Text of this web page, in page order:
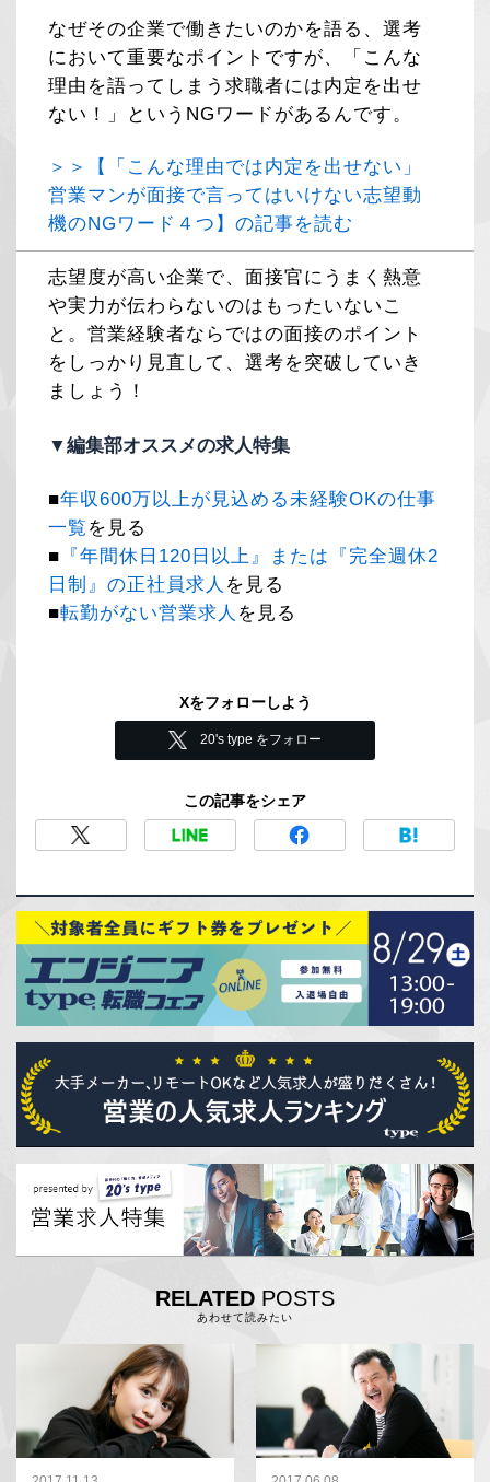
なぜその企業で働きたいのかを語る、選考
において重要なポイントですが、「こんな
理由を語ってしまう求職者には内定を出せ
ない！」というNGワードがあるんです。
＞＞【「こんな理由では内定を出せない」
営業マンが面接で言ってはいけない志望動
機のNGワード４つ】の記事を読む
志望度が高い企業で、面接官にうまく熱意
や実力が伝わらないのはもったいないこ
と。営業経験者ならではの面接のポイント
をしっかり見直して、選考を突破していき
ましょう！
▼編集部オススメの求人特集
■年収600万以上が見込める未経験OKの仕事
一覧 を見る
■ 『年間休日120日以上』または『完全週休2
日制』の正社員求人 を見る
■転勤がない営業求人 を見る
Xをフォローしよう
20's type をフォロー
この記事をシェア
RELATED POSTS
あわせて読みたい